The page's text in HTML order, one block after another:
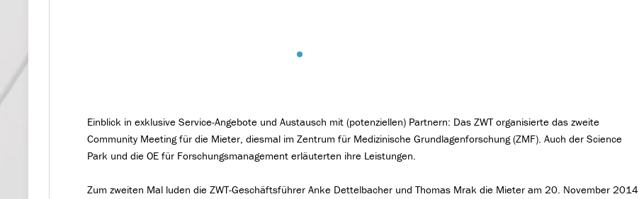
Einblick in exklusive Service-Angebote und Austausch mit (potenziellen) Partnern: Das ZWT organisierte das zweite
Community Meeting für die Mieter, diesmal im Zentrum für Medizinische Grundlagenforschung (ZMF). Auch der Science
Park und die OE für Forschungsmanagement erläuterten ihre Leistungen.
Zum zweiten Mal luden die ZWT-Geschäftsführer Anke Dettelbacher und Thomas Mrak die Mieter am 20. November 2014